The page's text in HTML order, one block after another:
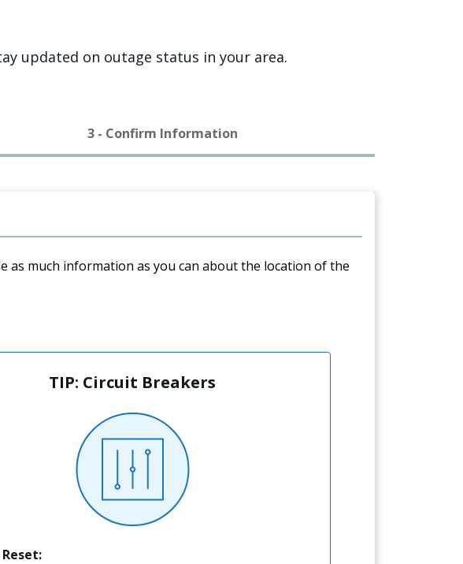
updated on outage status in your area.
3 - Confirm Information
as much information as you can about the location of the
TIP: Circuit Breakers